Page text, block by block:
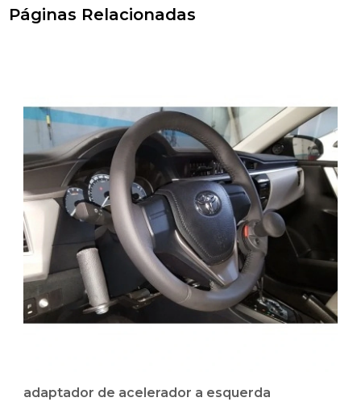
Páginas Relacionadas
adaptador de acelerador a esquerda